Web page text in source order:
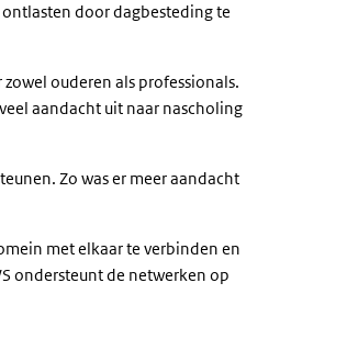
door dagbesteding te
ouderen als professionals.
aandacht uit naar nascholing
Zo was er meer aandacht
met elkaar te verbinden en
ondersteunt de netwerken op